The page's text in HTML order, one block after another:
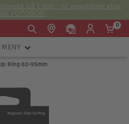
på 1 500,- til veggbilder eller
FOTOBOK!
20:00
E-post:
0
MENY
Ring 82-95mm